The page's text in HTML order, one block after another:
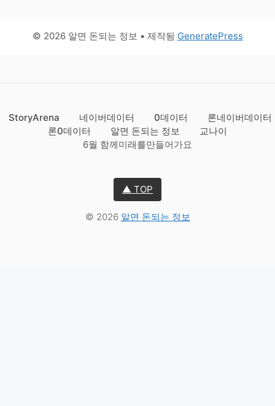
© 2026 알면 돈되는 정보 • 제작됨 GeneratePress
StoryArena 네이버데이터 0데이터
론네이버데이터
론0데이터
알면 돈되는 정보
교나이
6월 함께미래를만들어가요
▲ TOP
© 2026 알면 돈되는 정보